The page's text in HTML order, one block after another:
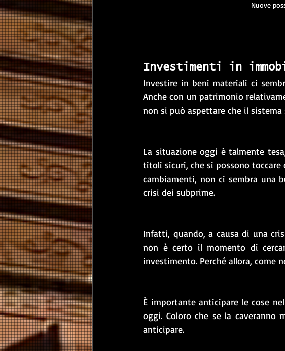
Nuove
Investimenti in
Investire in beni materiali ci
Anche con un patrimonio
non si può aspettare che il
La situazione oggi è talmente
titoli sicuri, che si possono
cambiamenti, non ci sembra una
crisi dei subprime.
Infatti, quando, a causa di una
non è certo il momento di
investimento. Perché allora, come
È importante anticipare le cose
oggi. Coloro che se la caveranno
anticipare.